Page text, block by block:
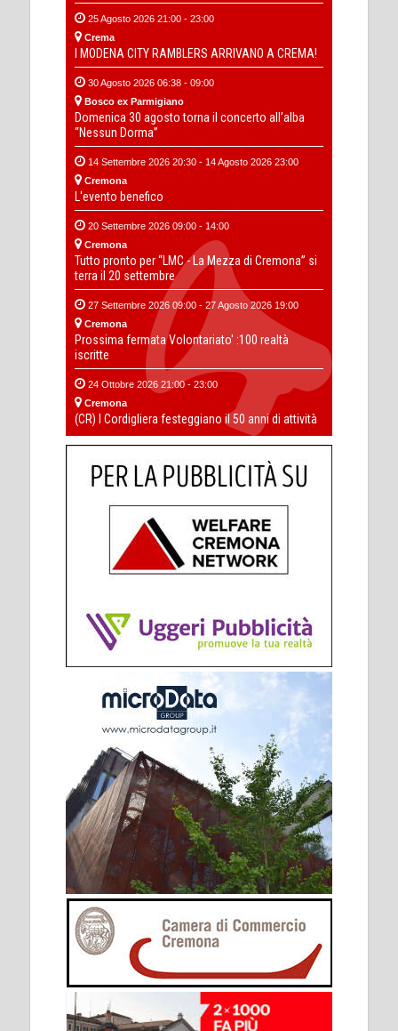
25 Agosto 2026 21:00 - 23:00
Crema
I MODENA CITY RAMBLERS ARRIVANO A CREMA!
30 Agosto 2026 06:38 - 09:00
Bosco ex Parmigiano
Domenica 30 agosto torna il concerto all’alba
“Nessun Dorma”
14 Settembre 2026 20:30 - 14 Agosto 2026 23:00
Cremona
L'evento benefico
20 Settembre 2026 09:00 - 14:00
Cremona
Tutto pronto per “LMC - La Mezza di Cremona” si
terra il 20 settembre
27 Settembre 2026 09:00 - 27 Agosto 2026 19:00
Cremona
Prossima fermata Volontariato' :100 realtà
iscritte
24 Ottobre 2026 21:00 - 23:00
Cremona
(CR) I Cordigliera festeggiano il 50 anni di attività